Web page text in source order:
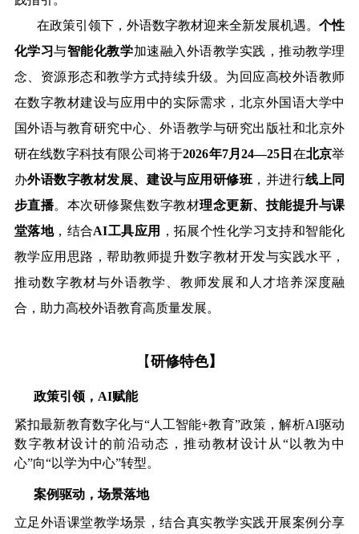
在政策引领下，外语数字教材迎来全新发展机遇。个性
化学习与智能化教学加速融入外语教学实践，推动教学理
念、资源形态和教学方式持续升级。为回应高校外语教师
在数字教材建设与应用中的实际需求，北京外国语大学中
国外语与教育研究中心、外语教学与研究出版社和北京外
研在线数字科技有限公司将于2026年7月24—25日 在北京举
办外语数字教材发展、建设与应用研修班 ，并进行线上同
步直播。本次研修聚焦数字教材理念更新、技能提升与课
堂落地，结合AI工具应用
，拓展个性化学习支持和智能化
教学应用思路，帮助教师提升数字教材开发与实践水平，
推动数字教材与外语教学、教师发展和人才培养深度融
合，助力高校外语教育高质量发展。
【研修特色】
政策引领，AI赋能
紧扣最新教育数字化与“人工智能+教育”政策，解析AI驱动
数字教材设计的前沿动态，推动教材设计从“以教为中
心”向“以学为中心”转型。
案例驱动，场景落地
立足外语课堂教学场景，结合真实教学实践开展案例分享